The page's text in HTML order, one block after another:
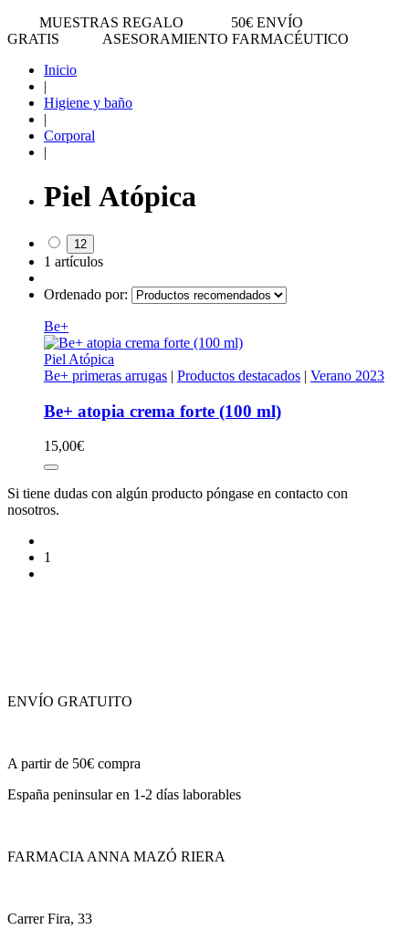
MUESTRAS REGALO
50€ ENVÍO
GRATIS
ASESORAMIENTO FARMACÉUTICO
Inicio
|
Higiene y baño
|
Corporal
|
Piel Atópica
12
1 artículos
Ordenado por:
Be+
Piel Atópica
Be+ primeras arrugas | Productos destacados | Verano 2023
Be+ atopia crema forte (100 ml)
15,00€
Si tiene dudas con algún producto póngase en contacto con
nosotros.
1
ENVÍO GRATUITO
A partir de 50€ compra
España peninsular en 1-2 días laborables
FARMACIA ANNA MAZÓ RIERA
Carrer Fira, 33